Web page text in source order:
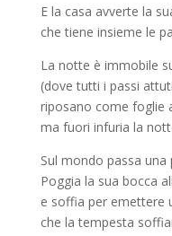
E la casa avverte la
che tiene insieme le
La notte è immobile
(dove tutti i passi
riposano come foglie
ma fuori infuria la
Sul mondo passa
Poggia la sua bocca
e soffia per emettere
che la tempesta